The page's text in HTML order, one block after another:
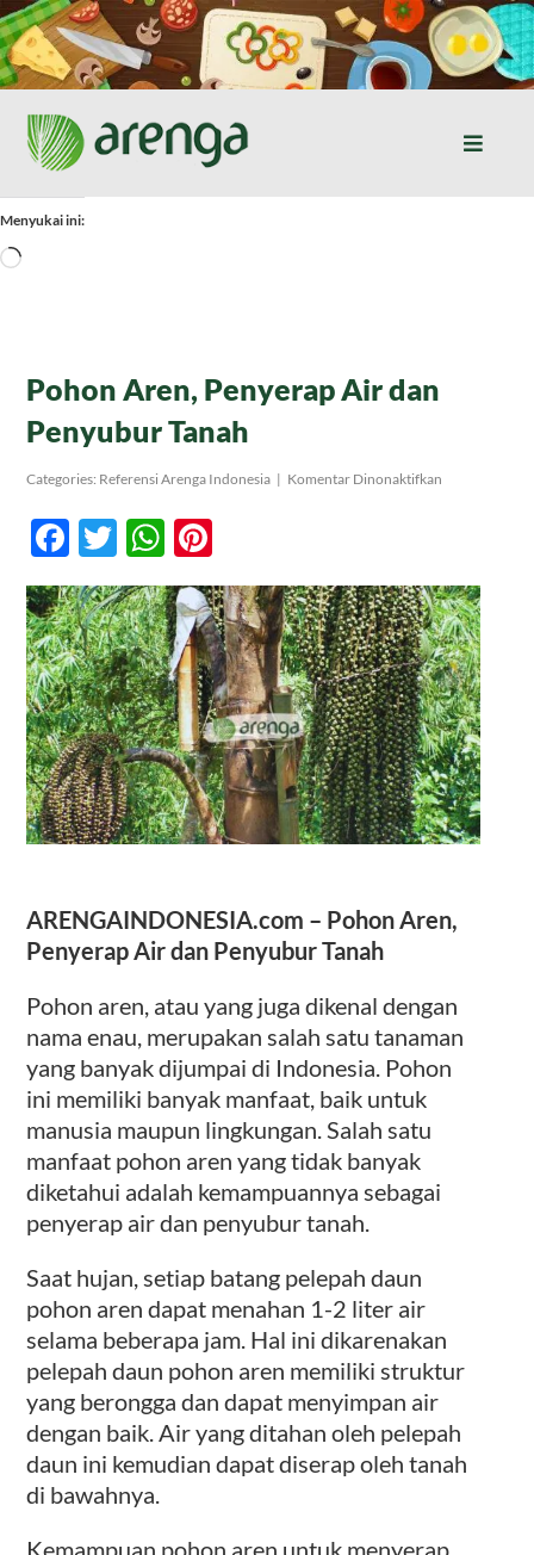
Skip
to
content
Toggle
Home
Tentang Kami
Produk
Kontak
Menyukai ini:
Memuat...
Pohon Aren, Penyerap Air dan
Penyubur Tanah
Categories: Referensi Arenga Indonesia | Komentar Dinonaktifkan
Penyubur
Tanah
Facebook
TwitterWhatsApp
ARENGAINDONESIA.com – Pohon Aren,
Penyerap Air dan Penyubur Tanah
Pohon aren, atau yang juga dikenal dengan
nama enau, merupakan salah satu tanaman
yang banyak dijumpai di Indonesia. Pohon
ini memiliki banyak manfaat, baik untuk
manusia maupun lingkungan. Salah satu
manfaat pohon aren yang tidak banyak
diketahui adalah kemampuannya sebagai
penyerap air dan penyubur tanah.
Saat hujan, setiap batang pelepah daun
pohon aren dapat menahan 1-2 liter air
selama beberapa jam. Hal ini dikarenakan
pelepah daun pohon aren memiliki struktur
yang berongga dan dapat menyimpan air
dengan baik. Air yang ditahan oleh pelepah
daun ini kemudian dapat diserap oleh tanah
di bawahnya.